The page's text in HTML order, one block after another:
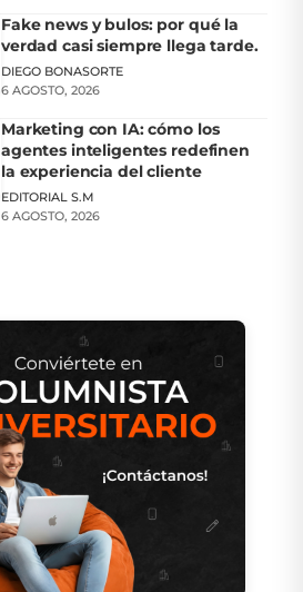
Fake news y bulos: por qué la
verdad casi siempre llega tarde.
DIEGO BONASORTE
6 AGOSTO, 2026
Marketing con IA: cómo los
agentes inteligentes redefinen
la experiencia del cliente
EDITORIAL S.M
6 AGOSTO, 2026